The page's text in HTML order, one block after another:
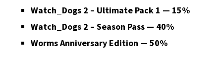
Watch_Dogs 2 – Ultimate Pack 1 — 15%
Watch_Dogs 2 – Season Pass — 40%
Worms Anniversary Edition — 50%